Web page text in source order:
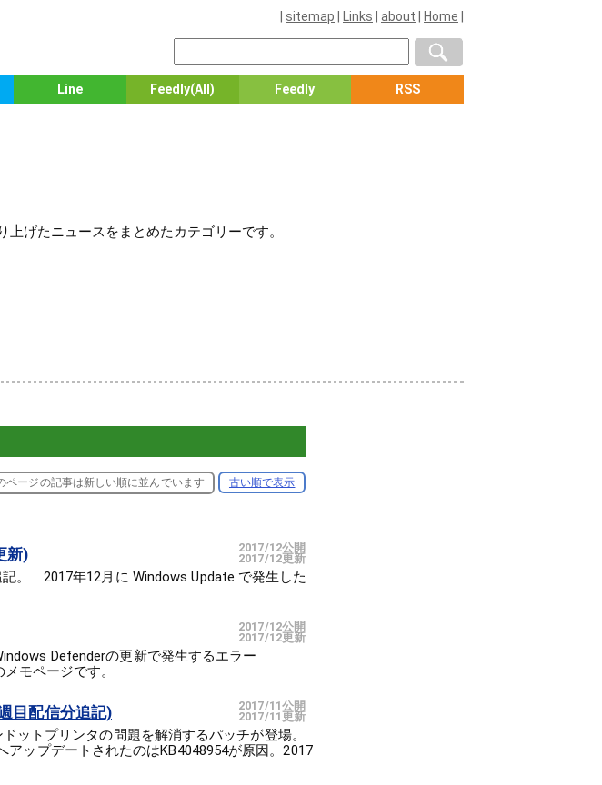
sitemap Links about Home
Line Feedly(All) Feedly RSS
げたニュースをまとめたカテゴリーです。
ページの記事は新しい順に並んでいます 古い順で表示
2017/12公開
2017/12更新
新)
。 2017年12月に Windows Update で発生した
2017/12公開
2017/12更新
Defenderの更新で発生するエラー
モページです。
2017/11公開
2017/11更新
目配信分追記)
ットプリンタの問題を解消するパッチが登場。
アップデートされたのはKB4048954が原因。2017